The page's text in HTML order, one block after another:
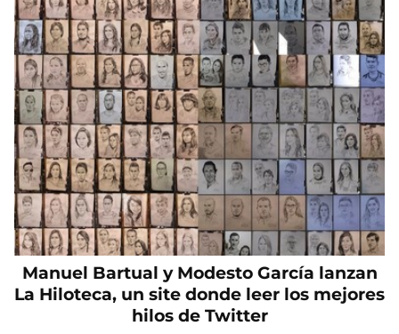
Manuel Bartual y Modesto García lanzan
La Hiloteca, un site donde leer los mejores
hilos de Twitter